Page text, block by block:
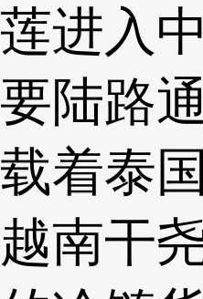
莲进入
要陆路
载着泰
越南干